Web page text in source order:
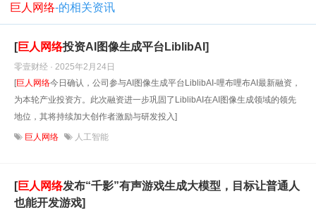
巨人网络-的相关资讯
[巨人网络投资AI图像生成平台LiblibAI]
零壹财经 · 2025年2月24日
[巨人网络今日确认，公司参与AI图像生成平台LiblibAI-哩布哩布AI最新融资，
为本轮产业投资方。此次融资进一步巩固了LiblibAI在AI图像生成领域的领先
地位，其将持续加大创作者激励与研发投入]
巨人网络 人工智能
[巨人网络发布“千影”有声游戏生成大模型，目标让普通人
也能开发游戏]